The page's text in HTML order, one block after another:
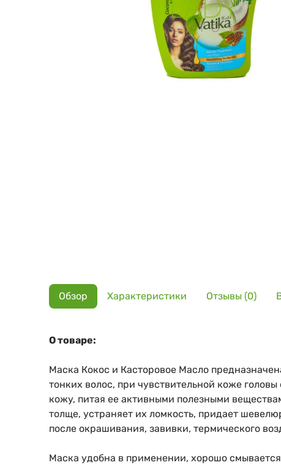
Обзор Характеристики Отзывы (0)
О товаре:
Маска Кокос и Касторовое Масло
тонких волос, при чувствительной коже
кожу, питая ее активными полезными
толще, устраняет их ломкость, придает
после окрашивания, завивки, термического
Маска удобна в применении, хорошо